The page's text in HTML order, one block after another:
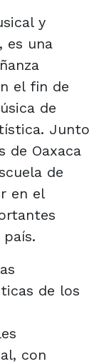
y
es una
el fin de
de
Junto
de Oaxaca
de
en el
de los
con